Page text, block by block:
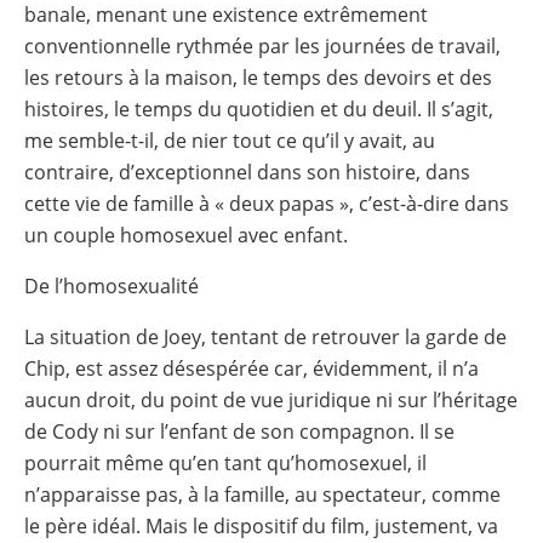
banale, menant une existence extrêmement
conventionnelle rythmée par les journées de travail,
les retours à la maison, le temps des devoirs et des
histoires, le temps du quotidien et du deuil. Il s’agit,
me semble-t-il, de nier tout ce qu’il y avait, au
contraire, d’exceptionnel dans son histoire, dans
cette vie de famille à « deux papas », c’est-à-dire dans
un couple homosexuel avec enfant.
De l’homosexualité
La situation de Joey, tentant de retrouver la garde de
Chip, est assez désespérée car, évidemment, il n’a
aucun droit, du point de vue juridique ni sur l’héritage
de Cody ni sur l’enfant de son compagnon. Il se
pourrait même qu’en tant qu’homosexuel, il
n’apparaisse pas, à la famille, au spectateur, comme
le père idéal. Mais le dispositif du film, justement, va